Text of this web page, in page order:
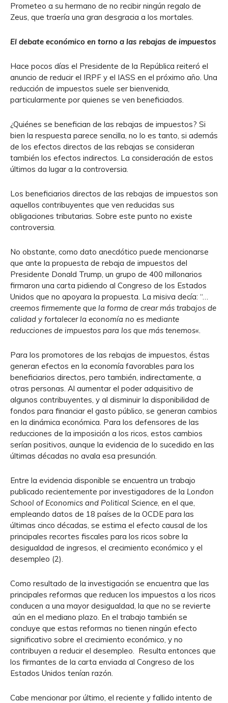
Prometeo a su hermano de no recibir ningún regalo de
Zeus, que traería una gran desgracia a los mortales.
El debate económico en torno a las rebajas de impuestos
Hace pocos días el Presidente de la República reiteró el
anuncio de reducir el IRPF y el IASS en el próximo año. Una
reducción de impuestos suele ser bienvenida,
particularmente por quienes se ven beneficiados.
¿Quiénes se benefician de las rebajas de impuestos? Si
bien la respuesta parece sencilla, no lo es tanto, si además
de los efectos directos de las rebajas se consideran
también los efectos indirectos. La consideración de estos
últimos da lugar a la controversia.
Los beneficiarios directos de las rebajas de impuestos son
aquellos contribuyentes que ven reducidas sus
obligaciones tributarias. Sobre este punto no existe
controversia.
No obstante, como dato anecdótico puede mencionarse
que ante la propuesta de rebaja de impuestos del
Presidente Donald Trump, un grupo de 400 millonarios
firmaron una carta pidiendo al Congreso de los Estados
Unidos que no apoyara la propuesta. La misiva decía: “…
creemos firmemente que la forma de crear más trabajos de
calidad y fortalecer la economía no es mediante
reducciones de impuestos para los que más tenemos«.
Para los promotores de las rebajas de impuestos, éstas
generan efectos en la economía favorables para los
beneficiarios directos, pero también, indirectamente, a
otras personas. Al aumentar el poder adquisitivo de
algunos contribuyentes, y al disminuir la disponibilidad de
fondos para financiar el gasto público, se generan cambios
en la dinámica económica. Para los defensores de las
reducciones de la imposición a los ricos, estos cambios
serían positivos, aunque la evidencia de lo sucedido en las
últimas décadas no avala esa presunción.
Entre la evidencia disponible se encuentra un trabajo
publicado recientemente por investigadores de la London
School of Economics and Political Science, en el que,
empleando datos de 18 países de la OCDE para las
últimas cinco décadas, se estima el efecto causal de los
principales recortes fiscales para los ricos sobre la
desigualdad de ingresos, el crecimiento económico y el
desempleo (2).
Como resultado de la investigación se encuentra que las
principales reformas que reducen los impuestos a los ricos
conducen a una mayor desigualdad, la que no se revierte
aún en el mediano plazo. En el trabajo también se
concluye que estas reformas no tienen ningún efecto
significativo sobre el crecimiento económico, y no
contribuyen a reducir el desempleo. Resulta entonces que
los firmantes de la carta enviada al Congreso de los
Estados Unidos tenían razón.
Cabe mencionar por último, el reciente y fallido intento de